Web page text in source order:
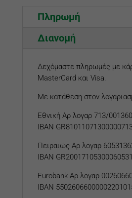
Πληρωμή
Διανομή
Δεχόμαστε πληρωμές με
MasterCard και Visa.
Με κατάθεση στον
Εθνική Αρ λογαρ 713/
IBAN
Πειραιώς Αρ λογαρ
IBAN
Eurobank Αρ λογαρ
IBAN